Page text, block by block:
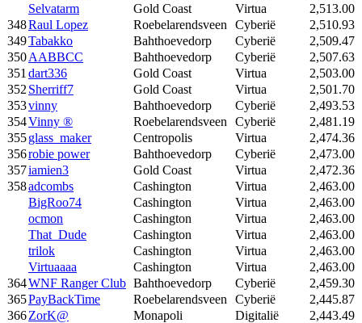
Selvatarm
Gold Coast Virtua
2,513.00
348Raul Lopez Roebelarendsveen Cyberië
2,510.93
349Tabakko Bahthoevedorp Cyberië
2,509.47
350AABBCC Bahthoevedorp Cyberië
2,507.63
351 dart336 Gold Coast Virtua
2,503.00
352 Sherriff7 Gold Coast Virtua
2,501.70
353vinny Bahthoevedorp Cyberië
2,493.53
354Vinny ® Roebelarendsveen Cyberië
2,481.19
355glass_maker Centropolis Virtua
2,474.36
356robie power Bahthoevedorp Cyberië
2,473.00
357iamien3 Gold Coast Virtua
2,472.36
358adcombs Cashington Virtua
2,463.00
BigRoo74
Cashington Virtua
2,463.00
ocmon
Cashington Virtua
2,463.00
That_Dude
Cashington Virtua
2,463.00
trilok
Cashington Virtua
2,463.00
Virtuaaaa
Cashington Virtua
2,463.00
364WNF Ranger Club Bahthoevedorp Cyberië
2,459.30
365PayBackTime Roebelarendsveen Cyberië
2,445.87
366ZorK@ Monapoli Digitalië
2,443.49